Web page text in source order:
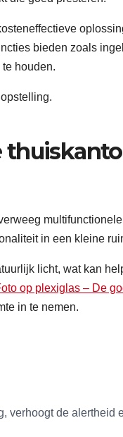
bieden zoals
houden.
in een kleine
licht, wat kan
op plexiglas – De
in te nemen.
verhoogt de alertheid